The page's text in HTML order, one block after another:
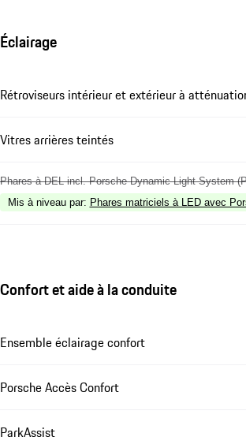
Éclairage
Rétroviseurs intérieur et extérieur à
Vitres arrières teintés
Phares à DEL incl. Porsche Dynamic Light System
Mis à niveau par: Phares matriciels à LED avec
Confort et aide à la conduite
Ensemble éclairage confort
Porsche Accès Confort
ParkAssist